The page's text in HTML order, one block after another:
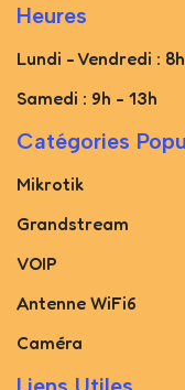
Heures
Lundi - Vendredi :
Samedi : 9h - 13h
Catégories
Mikrotik
Grandstream
VOIP
Antenne WiFi6
Caméra